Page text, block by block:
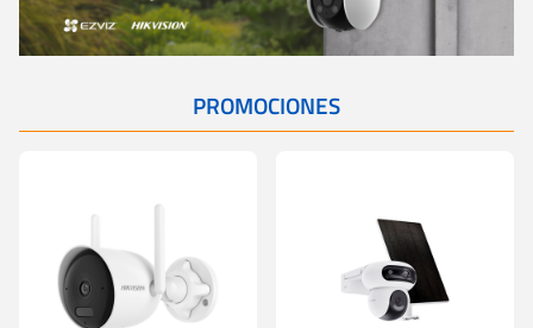
PROMOCIONES